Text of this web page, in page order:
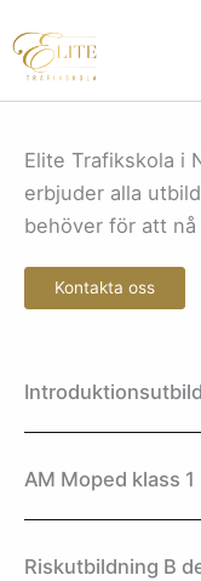
to
content
Elite Trafikskola i
erbjuder alla
behöver för att
Kontakta oss
AM Moped klass 1
Riskutbildning B